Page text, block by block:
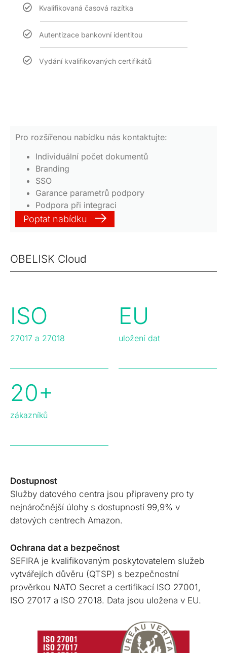
Kvalifikovaná časová razítka
Autentizace bankovní identitou
Vydání kvalifikovaných certifikátů
Pro rozšířenou nabídku nás kontaktujte:
Individuální počet dokumentů
Branding
SSO
Garance parametrů podpory
Podpora při integraci
Poptat nabídku
OBELISK Cloud
ISO
27017 a 27018
EU
uložení dat
20+
zákazníků
Dostupnost
Služby datového centra jsou připraveny pro ty
nejnáročnější úlohy s dostupností 99,9% v
datových centrech Amazon.
Ochrana dat a bezpečnost
SEFIRA je kvalifikovaným poskytovatelem služeb
vytvářejích důvěru (QTSP) s bezpečnostní
prověrkou NATO Secret a certifikací ISO 27001,
ISO 27017 a ISO 27018. Data jsou uložena v EU.